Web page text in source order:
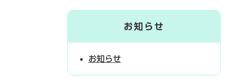
お知らせ
お知らせ